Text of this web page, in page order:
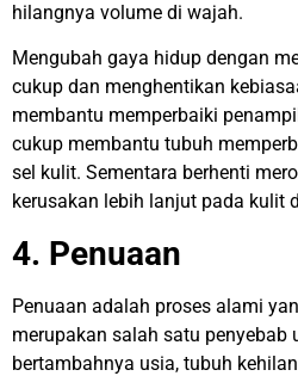
hilangnya volume di wajah.
Mengubah gaya hidup dengan
cukup dan menghentikan
membantu memperbaiki
cukup membantu tubuh
sel kulit. Sementara berhenti
kerusakan lebih lanjut pada kulit
4. Penuaan
Penuaan adalah proses alami
merupakan salah satu penyebab
bertambahnya usia, tubuh